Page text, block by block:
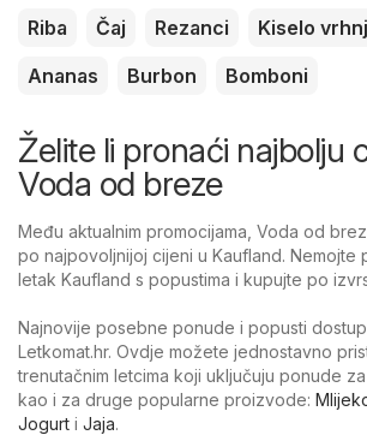
Riba
Čaj Rezanci Kiselo
Ananas
Burbon Bomboni
Želite li pronaći najbolju
Voda od breze
Među aktualnim promocijama, Voda od
po najpovoljnijoj cijeni u Kaufland. Nemojte
letak Kaufland s popustima i kupujte po
Najnovije posebne ponude i popusti
Letkomat.hr. Ovdje možete jednostavno
trenutačnim letcima koji uključuju ponude
kao i za druge popularne proizvode:
Jogurt i Jaja.